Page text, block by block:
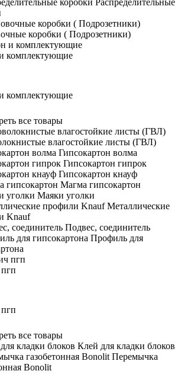
Распределительные
коробки ( Подрозетники)
комплектующие
комплектующие
все товары
влагостойкие листы (ГВЛ)
Гипсокартон волма
Гипсокартон гипрок
Гипсокартон кнауф
Магма гипсокартон
Маяки уголки
Металлические
Knauf
Подвес, соединитель
Профиль для
все товары
Клей для кладки блоков
Перемычка
Bonolit